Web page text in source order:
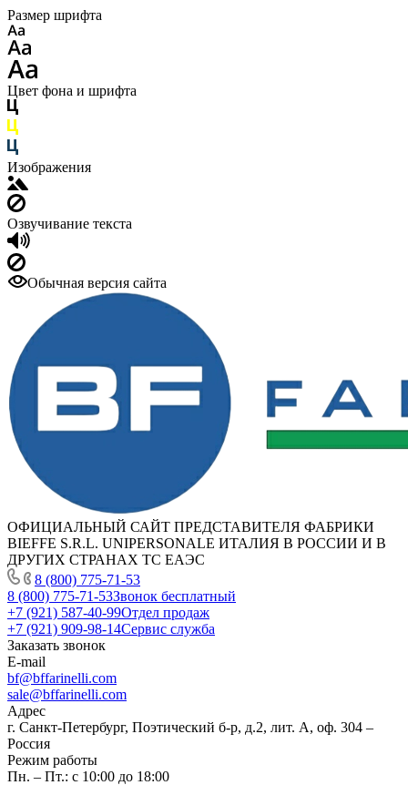
Размер шрифта
Цвет фона и шрифта
Изображения
Озвучивание текста
Обычная версия сайта
ОФИЦИАЛЬНЫЙ САЙТ ПРЕДСТАВИТЕЛЯ ФАБРИКИ
BIEFFE S.R.L. UNIPERSONALE ИТАЛИЯ В РОССИИ И В
ДРУГИХ СТРАНАХ ТС ЕАЭС
8 (800) 775-71-53
8 (800) 775-71-53Звонок бесплатный
+7 (921) 587-40-99Отдел продаж
+7 (921) 909-98-14Сервис служба
Заказать звонок
E-mail
bf@bffarinelli.com
sale@bffarinelli.com
Адрес
г. Санкт-Петербург, Поэтический б-р, д.2, лит. А, оф. 304 –
Россия
Режим работы
Пн. – Пт.: с 10:00 до 18:00